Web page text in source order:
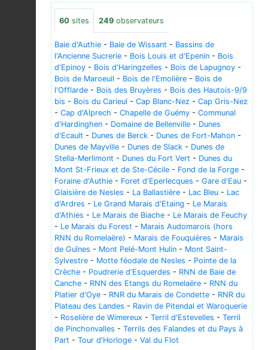
60 sites 249 observateurs
Baie d'Authie - Baie de Wissant - Bassins de
l'Ancienne Sucrerie - Bois Louis et d'Epenin - Bois
d'Epinoy - Bois d'Haringzelles - Bois de Lapugnoy -
Bois de Maroeuil - Bois de l'Emolière - Bois de
l'Offlarde - Bois des Bruyères - Bois des Hautois-9/9
bis - Bois du Carieul - Cap Blanc-Nez - Cap Gris-Nez
- Cap d'Alprech - Chapelle de Guémy - Communal
d'Hardinghen - Domaine de Bellenville - Dunes
d'Ecault - Dunes de Berck - Dunes de Fort-Mahon -
Dunes de Mayville - Dunes de Slack - Dunes de
Stella-Merlimont - Dunes du Fort Vert - Dunes du
Mont St-Frieux et de Ste-Cécile - Fond de la Forge -
Foraine d'Authie - Foret d'Eperlecques - Gare d'Eau -
Glaisière de Nesles - La Ballastière - Lac Bleu - Lac
d'Ardres - Le Grand Marais d'Etaing - Le Marais
d'Athies - Le Marais de Biache - Le Marais de Feuchy
- Le Marais du Forest - Marais Audomarois (hors
RNN du Romelaëre) - Marais de Fouquières - Marais
de Guînes - Mont Pelé-Mont Hulin - Mont Saint-
Sylvestre - Motte féodale de Nesles - Pointe de la
Crèche - Poudrerie d'Esquerdes - RNN de Baie de
Canche - RNN des Etangs du Romelaëre - RNN du
Platier d'Oye - RNR du Marais de Condette - RNR du
Plateau des Landes - Ravin de Pitendal et Waroquerie
- Roselière de Wimereux - Terril d'Estevelles - Terril
de Pinchonvalles - Terrils des Falandes et du Pays à
Part - Tour d'Horloge - Val du Flot